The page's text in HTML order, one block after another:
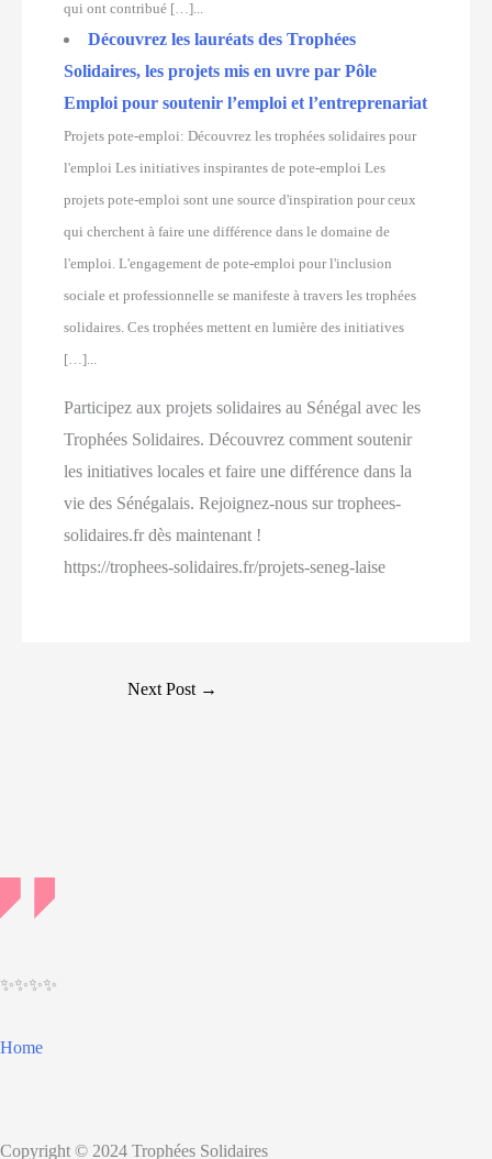
qui ont contribué […]...
Découvrez les lauréats des Trophées
Solidaires, les projets mis en uvre par Pôle
Emploi pour soutenir l’emploi et l’entreprenariat
Projets pote-emploi: Découvrez les trophées solidaires pour
l'emploi Les initiatives inspirantes de pote-emploi Les
projets pote-emploi sont une source d'inspiration pour ceux
qui cherchent à faire une différence dans le domaine de
l'emploi. L'engagement de pote-emploi pour l'inclusion
sociale et professionnelle se manifeste à travers les trophées
solidaires. Ces trophées mettent en lumière des initiatives
[…]...
Participez aux projets solidaires au Sénégal avec les
Trophées Solidaires. Découvrez comment soutenir
les initiatives locales et faire une différence dans la
vie des Sénégalais. Rejoignez-nous sur trophees-
solidaires.fr dès maintenant !
https://trophees-solidaires.fr/projets-seneg-laise
Next Post →
✨✨✨✨
Home
Copyright © 2024 Trophées Solidaires